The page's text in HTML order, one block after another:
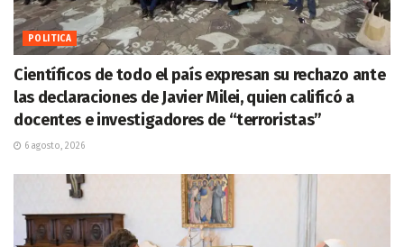
POLITICA
Científicos de todo el país expresan su rechazo ante
las declaraciones de Javier Milei, quien calificó a
docentes e investigadores de “terroristas”
6 agosto, 2026